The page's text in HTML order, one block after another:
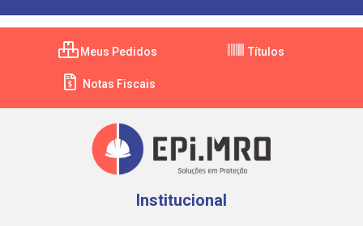
Meus Pedidos Títulos
Notas Fiscais
Institucional